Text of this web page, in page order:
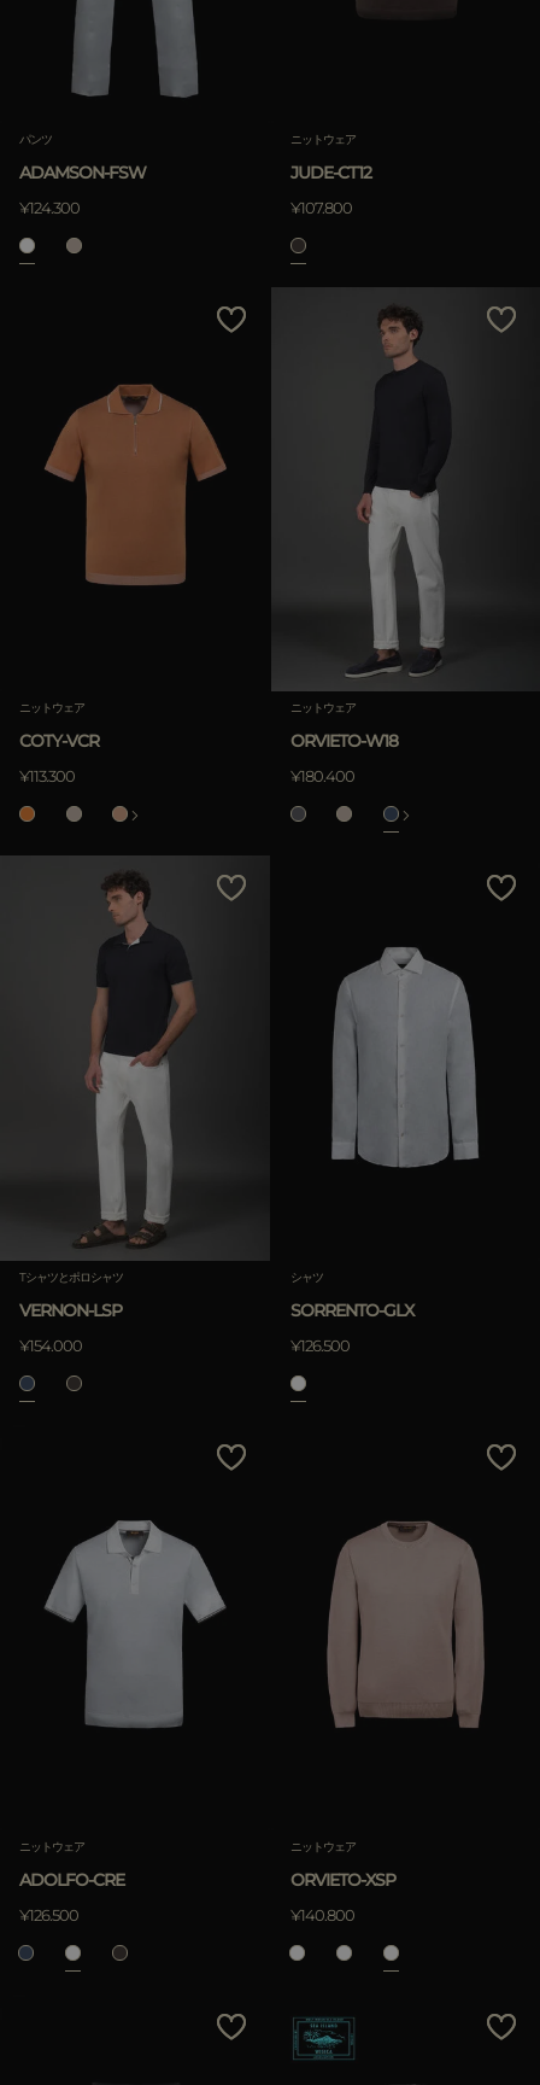
パンツ
ADAMSON-FSW
¥124.300
ニットウェア
JUDE-CT12
¥107.800
ニットウェア
COTY-VCR
¥113.300
ニットウェア
ORVIETO-W18
¥180.400
Tシャツとポロシャツ
VERNON-LSP
¥154.000
シャツ
SORRENTO-GLX
¥126.500
ニットウェア
ADOLFO-CRE
¥126.500
ニットウェア
ORVIETO-XSP
¥140.800